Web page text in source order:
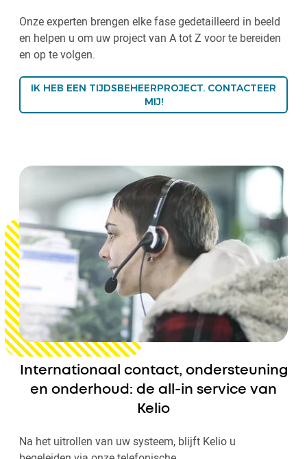
Onze experten brengen elke fase gedetailleerd in beeld
en helpen u om uw project van A tot Z voor te bereiden
en op te volgen.
IK HEB EEN TIJDSBEHEERPROJECT. CONTACTEER
MIJ!
Internationaal contact, ondersteuning
en onderhoud: de all-in service van
Kelio
Na het uitrollen van uw systeem, blijft Kelio u